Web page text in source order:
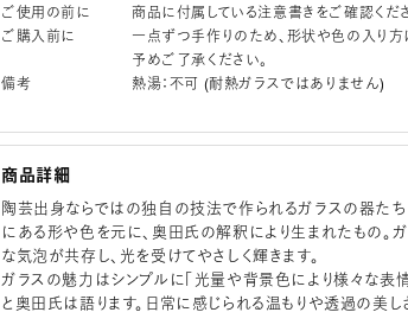
ご使用の前に
商品に付属している注意書きをご確認くだ
ご購入前に
一点ずつ手作りのため、形状や色の入り方
予めご了承ください。
備考
熱湯：不可 (耐熱ガラスではありません)
商品詳細
陶芸出身ならではの独自の技法で作られるガラスの器たち
にある形や色を元に、奥田氏の解釈により生まれたもの
な気泡が共存し、光を受けてやさしく輝きます。
ガラスの魅力はシンプルに「光量や背景色により様々な表
と奥田氏は語ります。日常に感じられる温もりや透過の美し